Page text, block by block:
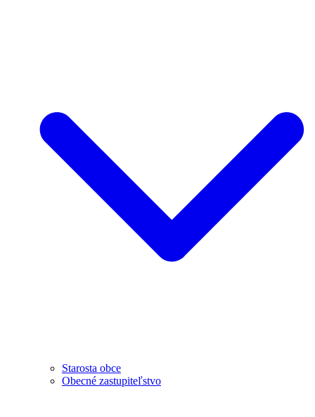
Starosta obce
Obecné zastupiteľstvo